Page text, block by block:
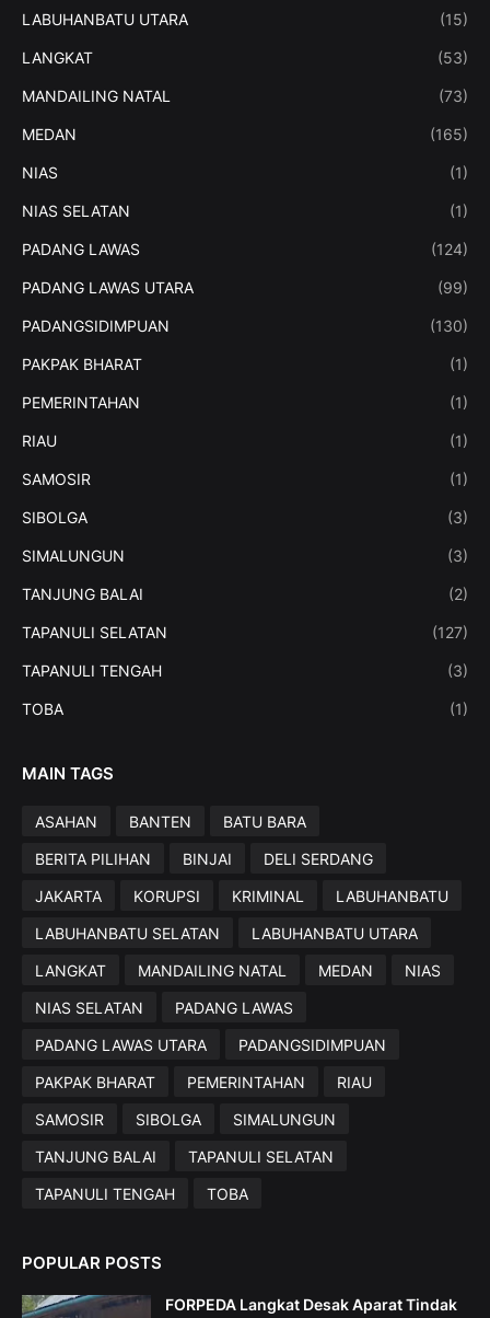
LABUHANBATU UTARA (15)
LANGKAT (53)
MANDAILING NATAL (73)
MEDAN (165)
NIAS (1)
NIAS SELATAN (1)
PADANG LAWAS (124)
PADANG LAWAS UTARA (99)
PADANGSIDIMPUAN (130)
PAKPAK BHARAT (1)
PEMERINTAHAN (1)
RIAU (1)
SAMOSIR (1)
SIBOLGA (3)
SIMALUNGUN (3)
TANJUNG BALAI (2)
TAPANULI SELATAN (127)
TAPANULI TENGAH (3)
TOBA (1)
MAIN TAGS
ASAHAN BANTEN
BATU BARA
BERITA PILIHAN
BINJAI
DELI SERDANG
JAKARTA
KORUPSI KRIMINAL
LABUHANBATU
LABUHANBATU SELATAN
LABUHANBATU UTARA
LANGKAT
MANDAILING NATAL MEDAN
NIAS
NIAS SELATAN
PADANG LAWAS
PADANG LAWAS UTARA
PADANGSIDIMPUAN
PAKPAK BHARAT
PEMERINTAHAN
RIAU
SAMOSIR
SIBOLGA
SIMALUNGUN
TANJUNG BALAI
TAPANULI SELATAN
TAPANULI TENGAH
TOBA
POPULAR POSTS
FORPEDA Langkat Desak Aparat Tindak